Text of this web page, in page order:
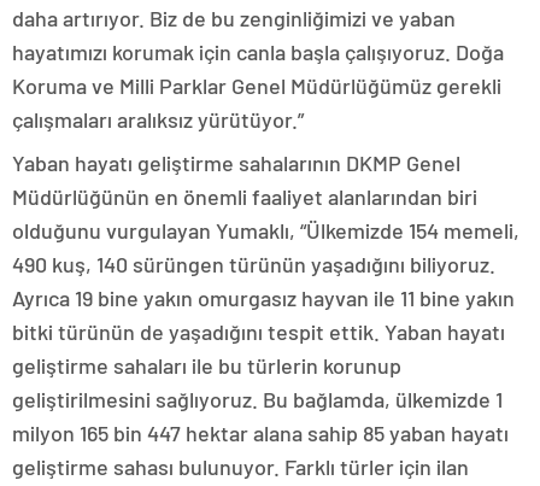
daha artırıyor. Biz de bu zenginliğimizi ve yaban
hayatımızı korumak için canla başla çalışıyoruz. Doğa
Koruma ve Milli Parklar Genel Müdürlüğümüz gerekli
çalışmaları aralıksız yürütüyor.”
Yaban hayatı geliştirme sahalarının DKMP Genel
Müdürlüğünün en önemli faaliyet alanlarından biri
olduğunu vurgulayan Yumaklı, “Ülkemizde 154 memeli,
490 kuş, 140 sürüngen türünün yaşadığını biliyoruz.
Ayrıca 19 bine yakın omurgasız hayvan ile 11 bine yakın
bitki türünün de yaşadığını tespit ettik. Yaban hayatı
geliştirme sahaları ile bu türlerin korunup
geliştirilmesini sağlıyoruz. Bu bağlamda, ülkemizde 1
milyon 165 bin 447 hektar alana sahip 85 yaban hayatı
geliştirme sahası bulunuyor. Farklı türler için ilan